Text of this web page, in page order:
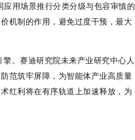
用场景推行分类分级与包容审慎的
机制的作用，避免过度干预，最大
。赛迪研究院未来产业研究中心人
范筑牢屏障，为智能体产业高质量
红利将在有序轨道上加速释放，为